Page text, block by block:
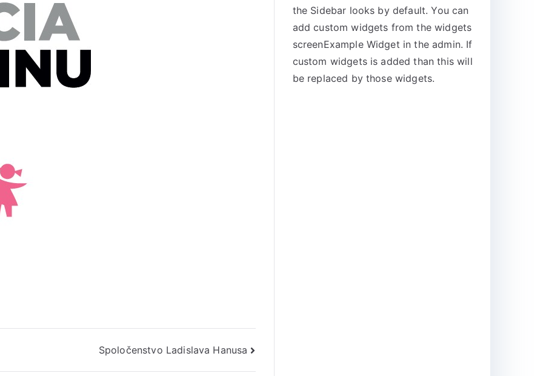
Spoločenstvo Ladislava Hanusa
the Sidebar looks by default. You can
add custom widgets from the widgets
screenExample Widget in the admin. If
custom widgets is added than this will
be replaced by those widgets.